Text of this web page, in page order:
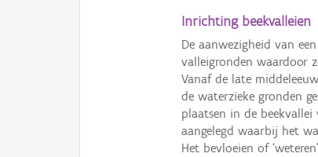
Inrichting beekvalleien
De aanwezigheid van
valleigronden waardoor
Vanaf de late
de waterzieke gronden
plaatsen in de
aangelegd waarbij het
Het bevloeien of